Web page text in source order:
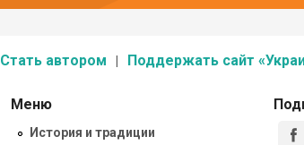
Стать автором Поддержать сайт
Меню
История и традиции